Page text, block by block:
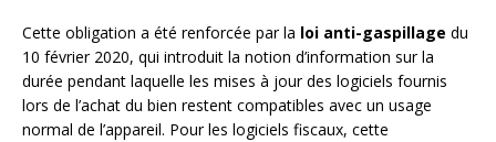
Cette obligation a été renforcée par la loi anti-gaspillage du
10 février 2020, qui introduit la notion d’information sur la
durée pendant laquelle les mises à jour des logiciels fournis
lors de l’achat du bien restent compatibles avec un usage
normal de l’appareil. Pour les logiciels fiscaux, cette